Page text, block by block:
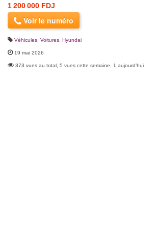
1 200 000 FDJ
Voir le numéro
Véhicules Voitures Hyundai
19 mai 2026
373 vues au total, 5 vues cette semaine, 1 aujourd'hui